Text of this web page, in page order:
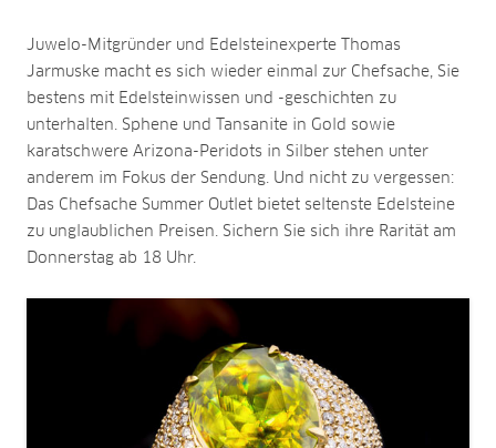
Juwelo-Mitgründer und Edelsteinexperte Thomas
Jarmuske macht es sich wieder einmal zur Chefsache, Sie
bestens mit Edelsteinwissen und -geschichten zu
unterhalten. Sphene und Tansanite in Gold sowie
karatschwere Arizona-Peridots in Silber stehen unter
anderem im Fokus der Sendung. Und nicht zu vergessen:
Das Chefsache Summer Outlet bietet seltenste Edelsteine
zu unglaublichen Preisen. Sichern Sie sich ihre Rarität am
Donnerstag ab 18 Uhr.